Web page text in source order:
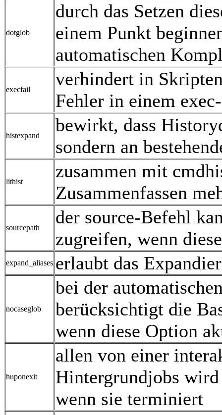
dotglob
durch das Setzen
einem Punkt
automatischen
execfail
verhindert in
Fehler in einem
histexpand
bewirkt, dass
sondern an
lithist
zusammen mit
Zusammenfassen
sourcepath
der source-Befehl
zugreifen, wenn
expand_aliases erlaubt das
nocaseglob
bei der
berücksichtigt die
wenn diese Option
huponexit
allen von einer
Hintergrundjobs
wenn sie terminiert